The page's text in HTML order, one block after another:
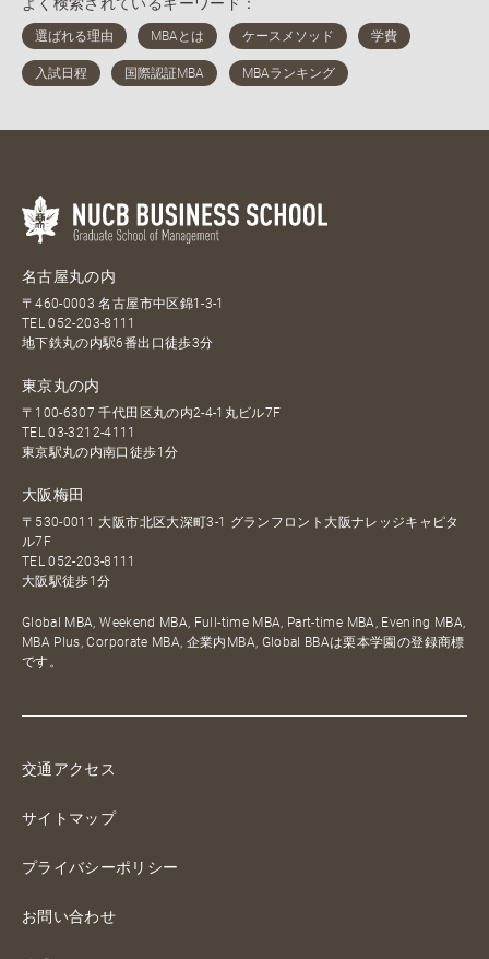
名古屋丸の内
〒460-0003 名古屋市中区錦1-3-1
TEL052-203-8111
地下鉄丸の内駅6番出口徒歩3分
東京丸の内
〒100-6307 千代田区丸の内2-4-1丸ビル7F
TEL03-3212-4111
東京駅丸の内南口徒歩1分
大阪梅田
〒530-0011 大阪市北区大深町3-1 グランフロント大阪ナレッジキャピタ
ル7F
TEL052-203-8111
大阪駅徒歩1分
Global MBA, Weekend MBA, Full-time MBA, Part-time MBA, Evening MBA,
MBA Plus, Corporate MBA, 企業内MBA, Global BBAは栗本学園の登録商標
です。
交通アクセス
サイトマップ
プライバシーポリシー
お問い合わせ